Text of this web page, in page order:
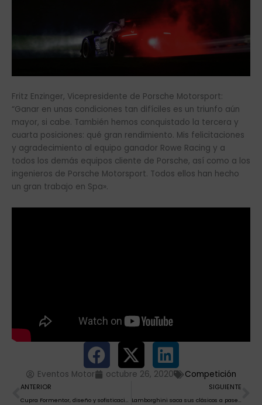
Fritz Enzinger, Vicepresidente de Porsche Motorsport:
“Ganar en unas condiciones tan difíciles es un triunfo aún
mayor, si cabe. También hemos conquistado la tercera y
cuarta posiciones: qué gran rendimiento. Mis felicitaciones
y agradecimiento al equipo ganador Rowe Racing y a
todos los demás equipos cliente de Porsche, así como a los
ingenieros de Porsche Motorsport. Todos ellos han hecho
un gran trabajo en Spa».
Eventos Motor octubre 26, 2020 Competición
Ant
ANTERIOR
Cupra Formentor, diseño y sofisticación
SIGUIENTE
Lamborghini saca sus clásicos a pasear en la Cento Ore 2020,